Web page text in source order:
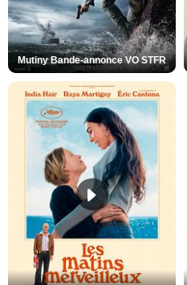
Mutiny Bande-annonce VO STFR